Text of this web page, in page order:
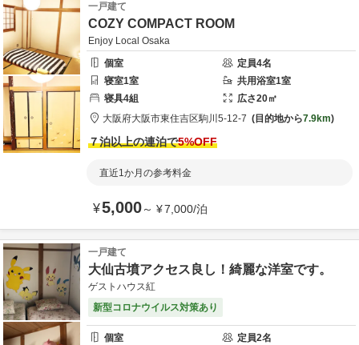
一戸建て
COZY COMPACT ROOM
Enjoy Local Osaka
個室
定員4名
寝室1室 共用浴室1室
寝具4組 広さ20㎡
大阪府大阪市東住吉区駒川5-12-7 目的地から7.9km
７泊以上の連泊で5%OFF
直近1か月の参考料金
¥5,000～ ¥7,000/泊
一戸建て
大仙古墳アクセス良し！綺麗な洋室です。
ゲストハウス紅
新型コロナウイルス対策あり
個室 定員2名